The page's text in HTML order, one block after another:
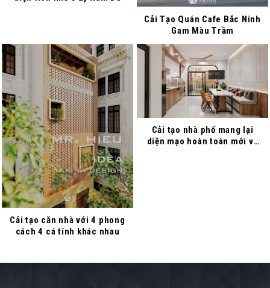
Cải Tạo Quán Cafe Bắc Ninh
Gam Màu Trầm
Cải tạo căn nhà với 4 phong
cách 4 cá tính khác nhau
Cải tạo nhà phố mang lại
diện mạo hoàn toàn mới và